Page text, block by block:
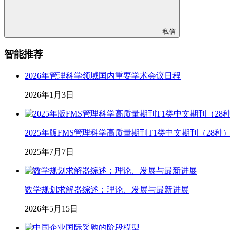
私信
智能推荐
2026年管理科学领域国内重要学术会议日程
2026年1月3日
2025年版FMS管理科学高质量期刊T1类中文期刊（28种
2025年7月7日
数学规划求解器综述：理论、发展与最新进展
2026年5月15日